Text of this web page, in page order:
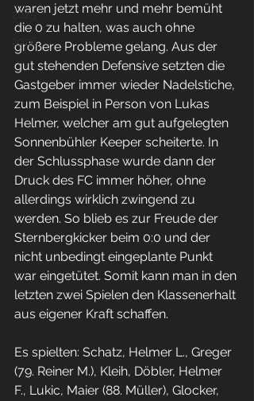
2025
2026
waren jetzt mehr und mehr bemüht
die 0 zu halten, was auch ohne
größere Probleme gelang. Aus der
gut stehenden Defensive setzten die
Gastgeber immer wieder Nadelstiche,
zum Beispiel in Person von Lukas
Helmer, welcher am gut aufgelegten
Sonnenbühler Keeper scheiterte. In
der Schlussphase wurde dann der
Druck des FC immer höher, ohne
allerdings wirklich zwingend zu
werden. So blieb es zur Freude der
Sternbergkicker beim 0:0 und der
nicht unbedingt eingeplante Punkt
war eingetütet. Somit kann man in den
letzten zwei Spielen den Klassenerhalt
aus eigener Kraft schaffen.
Es spielten: Schatz, Helmer L., Greger
(79. Reiner M.), Kleih, Döbler, Helmer
F., Lukic, Maier (88. Müller), Glocker,